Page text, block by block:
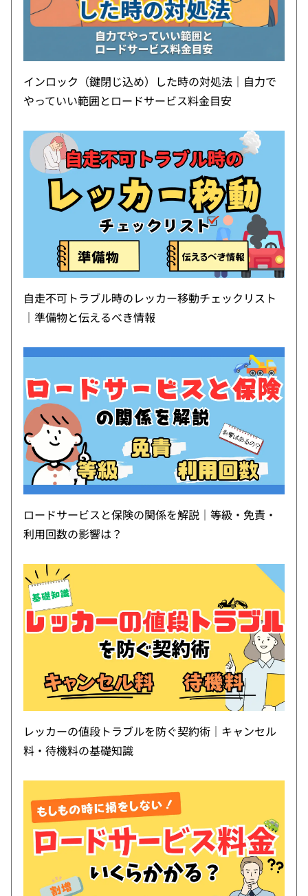
インロック（鍵閉じ込め）した時の対処法｜自力で
やっていい範囲とロードサービス料金目安
自走不可トラブル時のレッカー移動チェックリスト
｜準備物と伝えるべき情報
ロードサービスと保険の関係を解説｜等級・免責・
利用回数の影響は？
レッカーの値段トラブルを防ぐ契約術｜キャンセル
料・待機料の基礎知識